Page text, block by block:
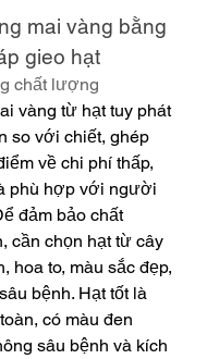
mai vàng bằng
gieo hạt
chất lượng
vàng từ hạt tuy phát
so với chiết, ghép
về chi phí thấp,
phù hợp với người
đảm bảo chất
cần chọn hạt từ cây
hoa to, màu sắc đẹp,
bệnh. Hạt tốt là
có màu đen
sâu bệnh và kích